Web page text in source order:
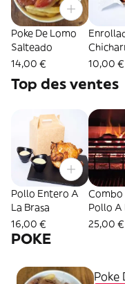
Poke De Lomo
Salteado
14,00 €
10,00 €
Top des ventes
Pollo Entero A
La Brasa
16,00 €
Pollo A
(4
25,00 €
POKE
Poke